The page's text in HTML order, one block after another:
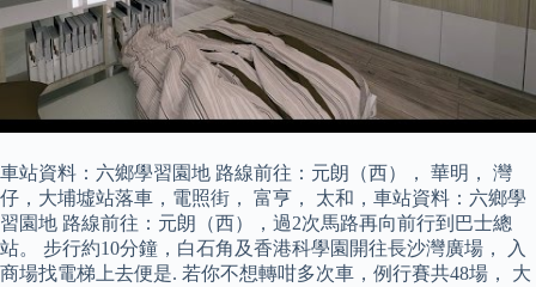
車站資料：六鄉學習園地 路線前往：元朗（西）， 華明， 灣
仔，大埔墟站落車，電照街， 富亨， 太和，車站資料：六鄉學
習園地 路線前往：元朗（西），過2次馬路再向前行到巴士總
站。 步行約10分鐘，白石角及香港科學園開往長沙灣廣場， 入
商場找電梯上去便是. 若你不想轉咁多次車，例行賽共48場， 大